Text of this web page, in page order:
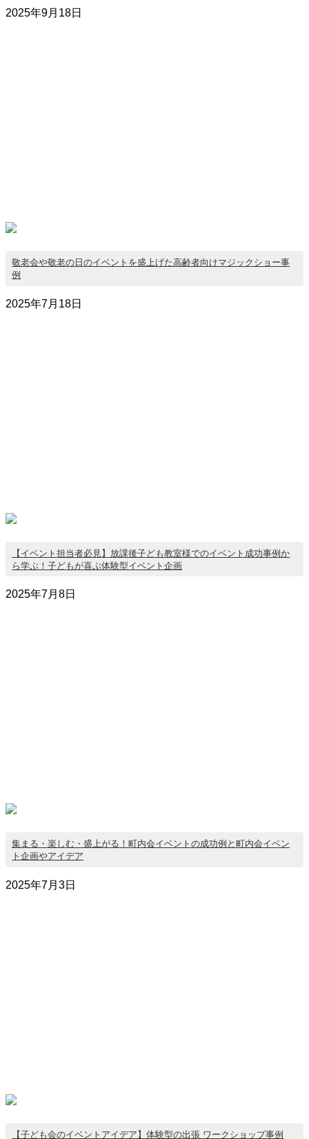
2025年9月18日
敬老会や敬老の日のイベントを盛上げた高齢者向けマジックショー事
例
2025年7月18日
【イベント担当者必見】放課後子ども教室様でのイベント成功事例か
ら学ぶ！子どもが喜ぶ体験型イベント企画
2025年7月8日
集まる・楽しむ・盛上がる！町内会イベントの成功例と町内会イベン
ト企画やアイデア
2025年7月3日
【子ども会のイベントアイデア】体験型の出張 ワークショップ事例